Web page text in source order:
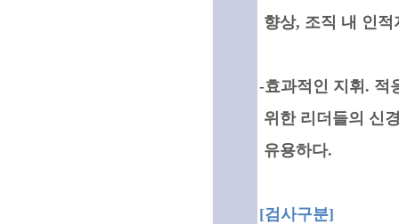
향상, 조직 내 인
-효과적인 지휘. 적
위한 리더들의 신
유용하다.
[검사구분]